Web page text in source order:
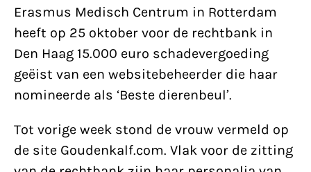
Erasmus Medisch Centrum in Rotterdam
heeft op 25 oktober voor de rechtbank in
Den Haag 15.000 euro schadevergoeding
geëist van een websitebeheerder die haar
nomineerde als ‘Beste dierenbeul’.
Tot vorige week stond de vrouw vermeld op
de site Goudenkalf.com. Vlak voor de zitting